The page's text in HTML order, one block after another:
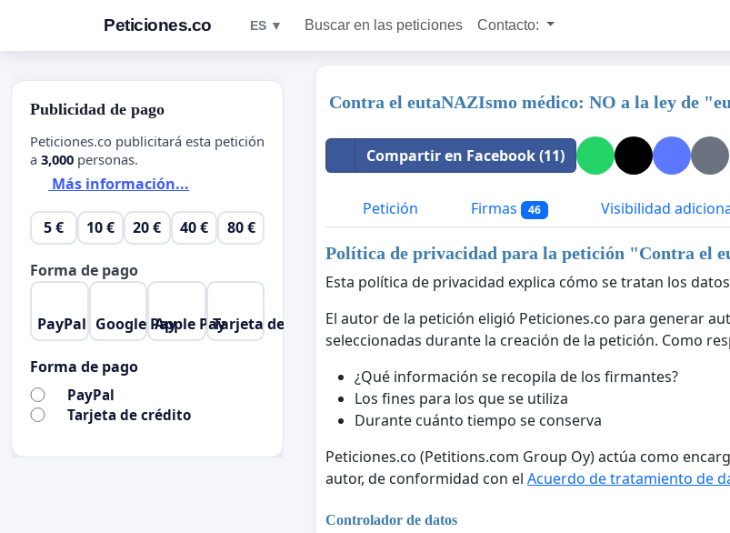
Peticiones.co ES ▼ Buscar en las peticiones Contacto:
Contra el eutaNAZIsmo médico: NO a la ley de
Compartir en Facebook (11)
Petición Firmas 46 Visibilidad
Política de privacidad para la petición "Contra el
Esta política de privacidad explica cómo se tratan los
El autor de la petición eligió Peticiones.co para generar
seleccionadas durante la creación de la petición. Como
¿Qué información se recopila de los firmantes?
Los fines para los que se utiliza
Durante cuánto tiempo se conserva
Peticiones.co (Petitions.com Group Oy) actúa como
autor, de conformidad con el Acuerdo de tratamiento de
Controlador de datos
Publicidad de pago
Peticiones.co publicitará esta petición
a 3,000 personas.
Más información...
5 € 10 € 20 € 40 € 80 €
Forma de pago
PayPal Google PayApple PayTarjeta de crédito
Forma de pago
PayPal
Tarjeta de crédito